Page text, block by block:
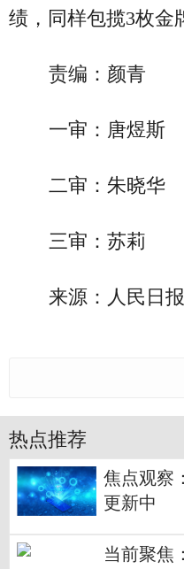
绩，同样包揽3枚金
责编：颜青
一审：唐煜斯
二审：朱晓华
三审：苏莉
来源：人民日
热点推荐
焦点观察
更新中
当前聚焦